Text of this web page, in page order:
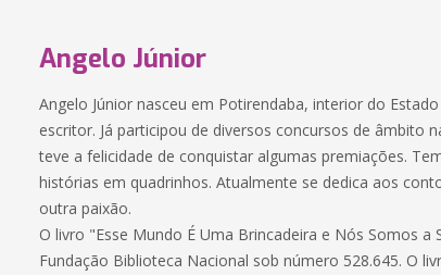
Angelo Júnior
Angelo Júnior nasceu em Potirendaba, interior do
escritor. Já participou de diversos concursos de âmbito
teve a felicidade de conquistar algumas premiações.
histórias em quadrinhos. Atualmente se dedica aos
outra paixão.
O livro "Esse Mundo É Uma Brincadeira e Nós Somos
Fundação Biblioteca Nacional sob número 528.645. O